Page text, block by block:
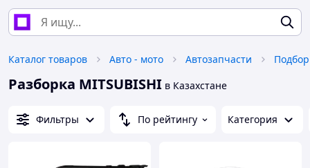
Каталог товаров Авто - мото Автозапчасти
Разборка MITSUBISHI в Казахстане
Фильтры По рейтингу Категория